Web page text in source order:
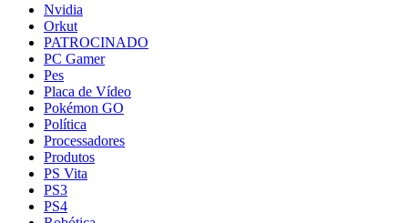
Nvidia
Orkut
PATROCINADO
PC Gamer
Pes
Placa de Vídeo
Pokémon GO
Política
Processadores
Produtos
PS Vita
PS3
PS4